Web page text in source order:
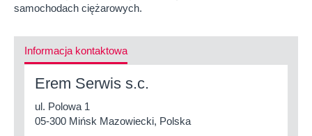
samochodach ciężarowych.
Informacja kontaktowa
Erem Serwis s.c.
ul. Polowa 1
05-300 Mińsk Mazowiecki, Polska